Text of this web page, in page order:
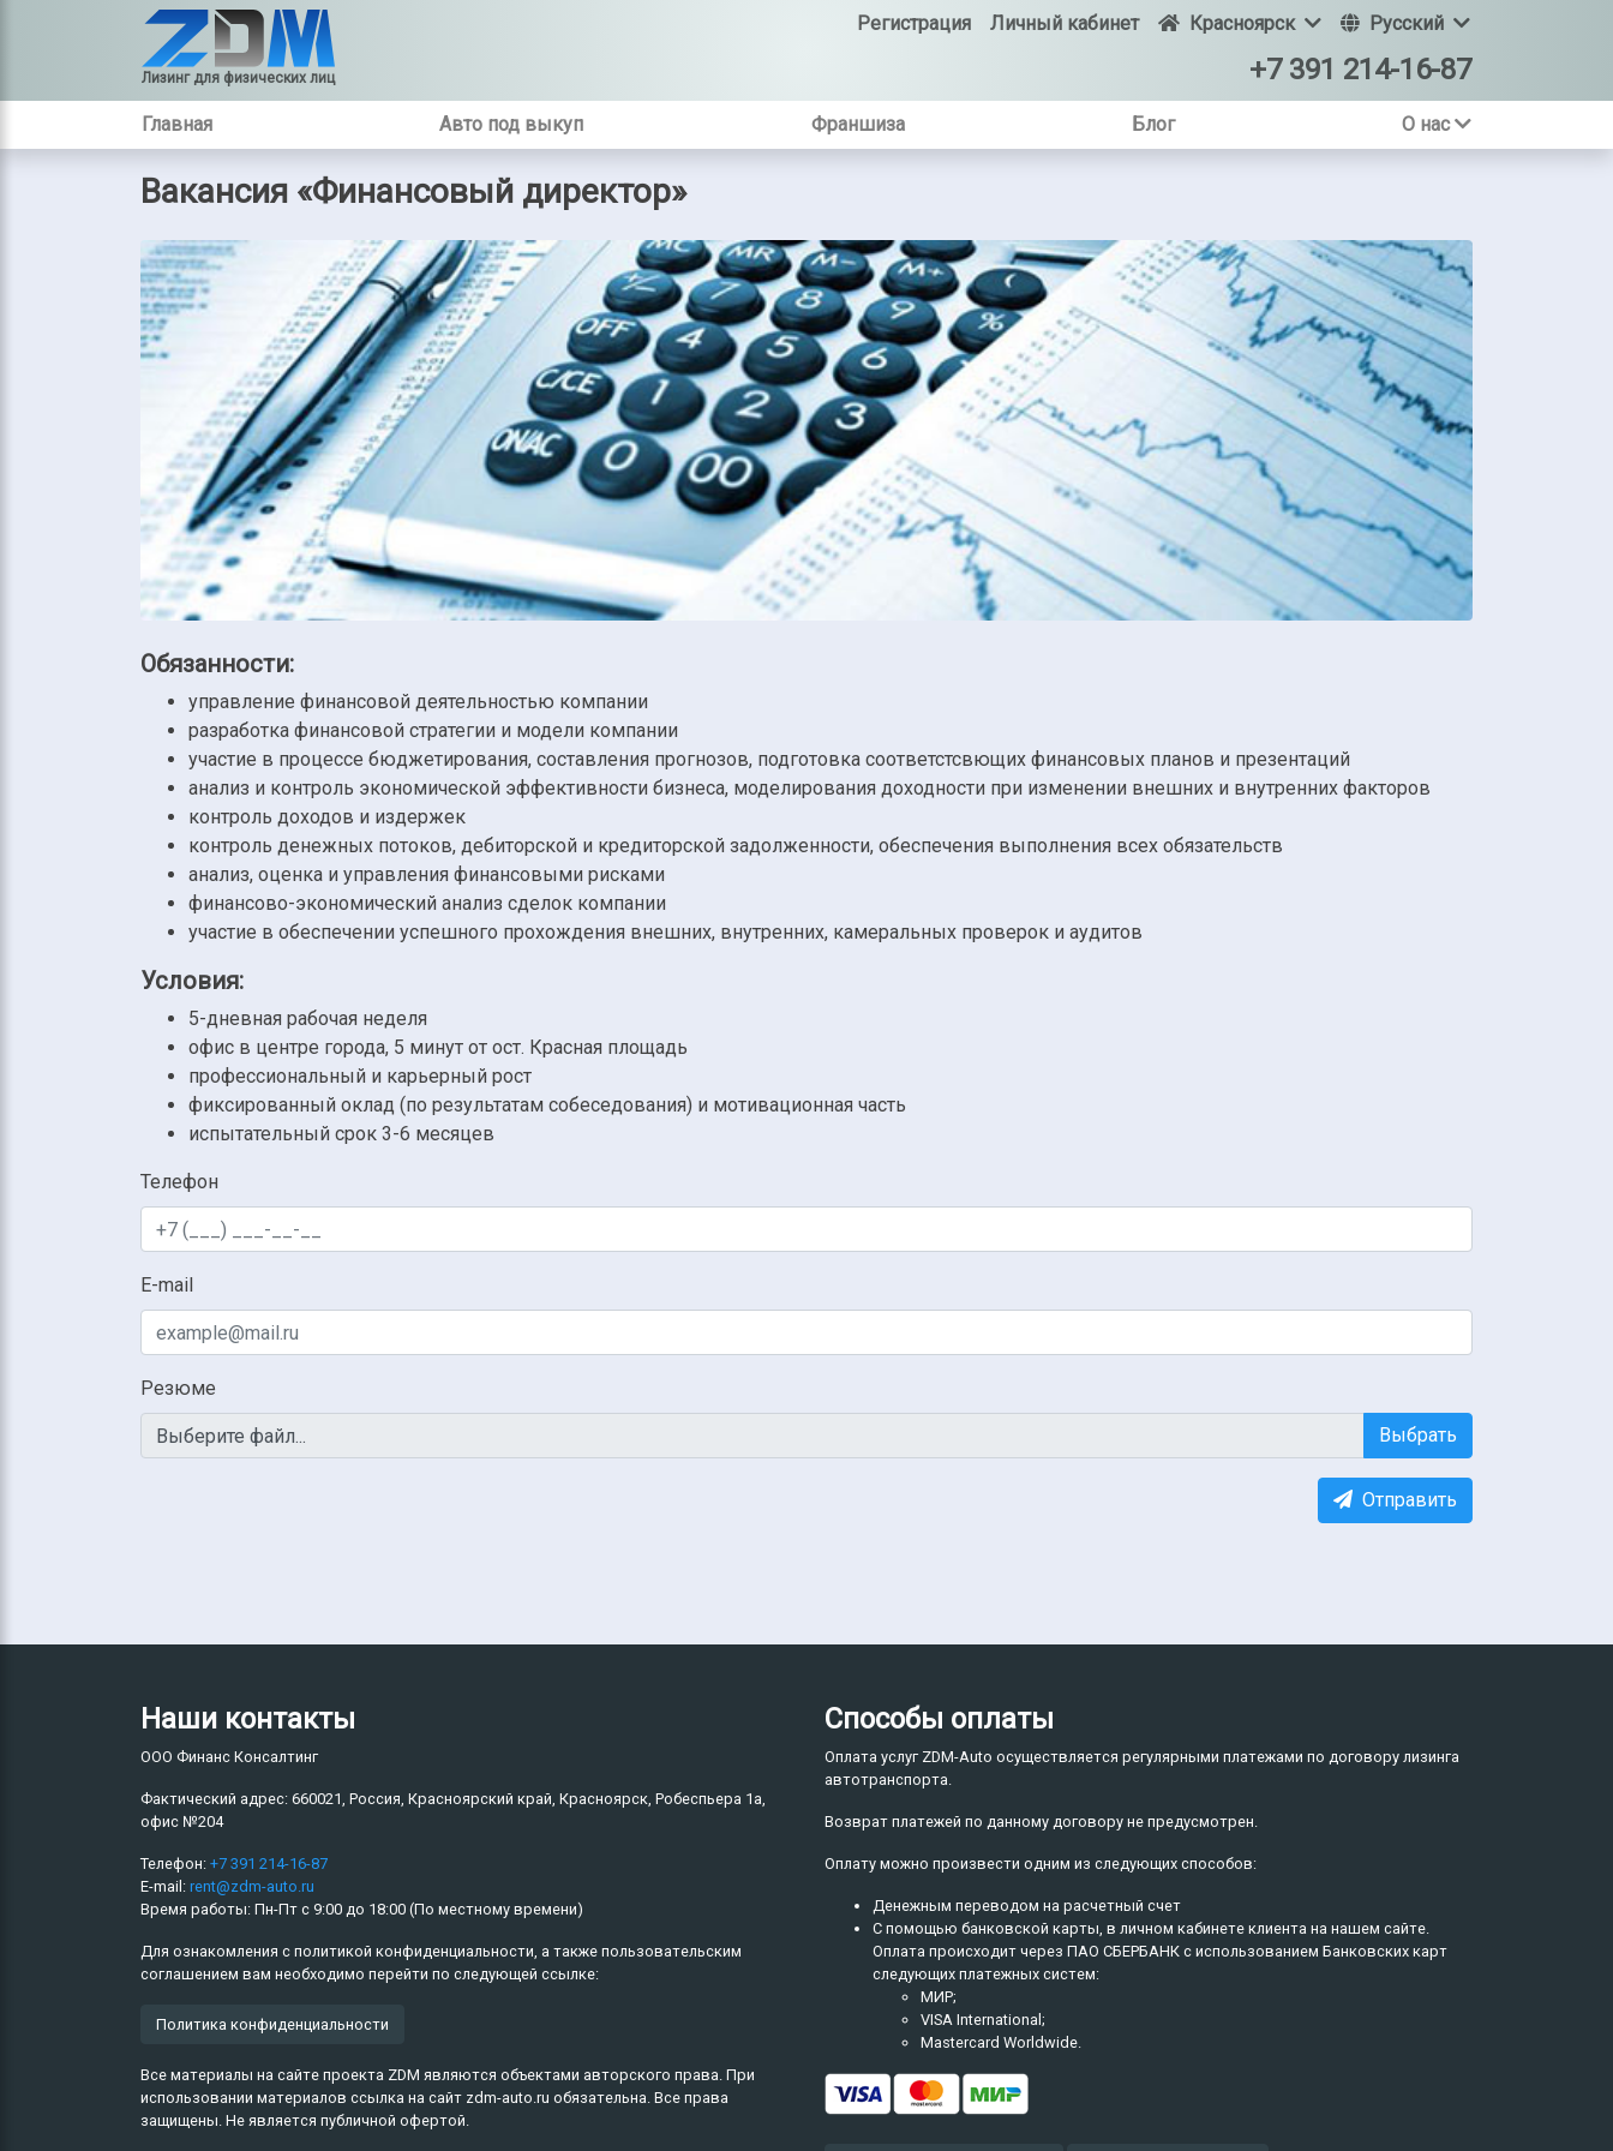
Лизинг для физических лиц
Регистрация Личный кабинет Красноярск Русский
+7 391 214-16-87
Главная Авто под выкуп Франшиза Блог О нас
Вакансия «Финансовый директор»
Обязанности:
управление финансовой деятельностью компании
разработка финансовой стратегии и модели компании
участие в процессе бюджетирования, составления прогнозов, подготовка соответстсвющих финансовых планов и презентаций
анализ и контроль экономической эффективности бизнеса, моделирования доходности при изменении внешних и внутренних факторов
контроль доходов и издержек
контроль денежных потоков, дебиторской и кредиторской задолженности, обеспечения выполнения всех обязательств
анализ, оценка и управления финансовыми рисками
финансово-экономический анализ сделок компании
участие в обеспечении успешного прохождения внешних, внутренних, камеральных проверок и аудитов
Условия:
5-дневная рабочая неделя
офис в центре города, 5 минут от ост. Красная площадь
профессиональный и карьерный рост
фиксированный оклад (по результатам собеседования) и мотивационная часть
испытательный срок 3-6 месяцев
Телефон
E-mail
Резюме
Выбрать
Отправить
Наши контакты
ООО Финанс Консалтинг
Фактический адрес: 660021 Россия Красноярский край Красноярск Робеспьера 1а
офис №204
Телефон: +7 391 214-16-87
E-mail: rent@zdm-auto.ru
Время работы: Пн-Пт с 9:00 до 18:00 (По местному времени)
Для ознакомления с политикой конфиденциальности, а также пользовательским
соглашением вам необходимо перейти по следующей ссылке:
Политика конфиденциальности
Все материалы на сайте проекта ZDM являются объектами авторского права. При
использовании материалов ссылка на сайт zdm-auto.ru обязательна. Все права
защищены. Не является публичной офертой.
Способы оплаты
Оплата услуг ZDM-Auto осуществляется регулярными платежами по договору лизинга
автотранспорта.
Возврат платежей по данному договору не предусмотрен.
Оплату можно произвести одним из следующих способов:
Денежным переводом на расчетный счет
С помощью банковской карты, в личном кабинете клиента на нашем сайте.
Оплата происходит через ПАО СБЕРБАНК с использованием Банковских карт
следующих платежных систем:
МИР;
VISA International;
Mastercard Worldwide.